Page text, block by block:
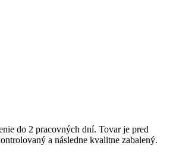
do 2 pracovných dní. Tovar je pred
a následne kvalitne zabalený.